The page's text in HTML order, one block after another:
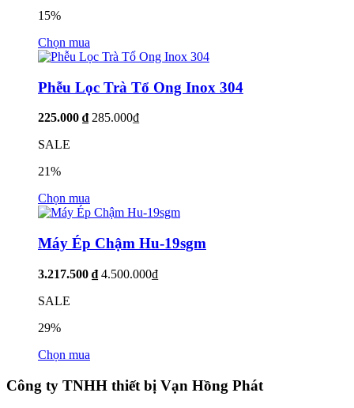
15%
Chọn mua
Phễu Lọc Trà Tổ Ong Inox 304
225.000 ₫ 285.000₫
SALE
21%
Chọn mua
Máy Ép Chậm Hu-19sgm
3.217.500 ₫ 4.500.000₫
SALE
29%
Chọn mua
Công ty TNHH thiết bị Vạn Hồng Phát